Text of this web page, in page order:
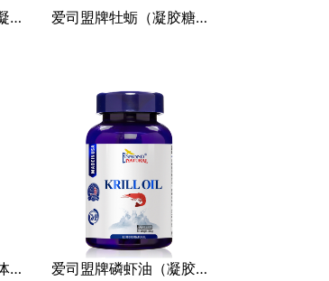
爱司盟牌亚麻籽油（凝胶糖果） 爱司盟牌牡蛎（凝胶糖果）（超值装）
爱司盟牌益生菌（固体饮料）（320亿） 爱司盟牌磷虾油（凝胶糖果）